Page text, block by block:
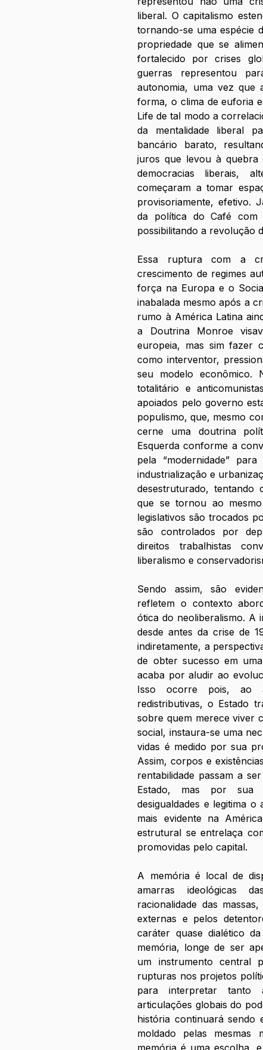
liberal. O capitalismo
tornando-se uma espécie
propriedade que se
fortalecido por crises
guerras representou
autonomia, uma vez que
forma, o clima de euforia
Life de tal modo a
da mentalidade liberal
bancário barato,
juros que levou à quebra
democracias liberais,
começaram a tomar
provisoriamente, efetivo.
da política do Café com
possibilitando a revolução
ㅤㅤㅤㅤEssa ruptura
crescimento de regimes
força na Europa e o
inabalada mesmo após a
rumo à América Latina
a Doutrina Monroe
europeia, mas sim fazer
como interventor,
seu modelo econômico. ㅤ
totalitário e
apoiados pelo governo
populismo, que, mesmo
cerne uma doutrina
Esquerda conforme a
pela “modernidade”
industrialização e
desestruturado, tentando
que se tornou ao
legislativos são trocados
são controlados por
direitos trabalhistas
liberalismo e
ㅤㅤㅤㅤSendo assim, são
refletem o contexto
ótica do neoliberalismo. A
desde antes da crise de
indiretamente, a
de obter sucesso em
acaba por aludir ao
Isso ocorre pois, ao
redistributivas, o Estado
sobre quem merece viver
social, instaura-se uma
vidas é medido por sua
Assim, corpos e
rentabilidade passam a
Estado, mas por sua
desigualdades e legitima
mais evidente na
estrutural se entrelaça
promovidas pelo capital.
ㅤㅤㅤㅤA memória é local
amarras ideológicas
racionalidade das
externas e pelos
caráter quase dialético
memória, longe de ser
um instrumento central
rupturas nos projetos
para interpretar tanto
articulações globais do
história continuará
moldado pelas mesmas